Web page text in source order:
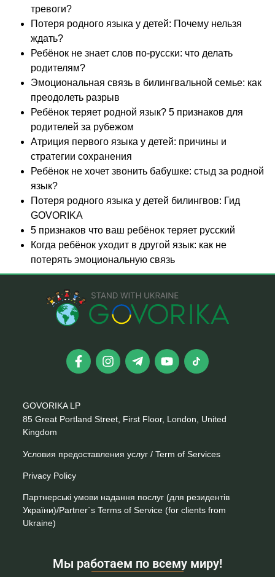
тревоги?
Потеря родного языка у детей: Почему нельзя
ждать?
Ребёнок не знает слов по-русски: что делать
родителям?
Эмоциональная связь в билингвальной семье: как
преодолеть разрыв
Ребёнок теряет родной язык? 5 признаков для
родителей за рубежом
Атриция первого языка у детей: причины и
стратегии сохранения
Ребёнок не хочет звонить бабушке: стыд за родной
язык?
Потеря родного языка у детей билингвов: Гид
GOVORIKA
5 признаков что ваш ребёнок теряет русский
Когда ребёнок уходит в другой язык: как не
потерять эмоциональную связь
GOVORIKA LP
85 Great Portland Street, First Floor, London, United
Kingdom
Условия предоставления услуг / Term of Services
Privacy Policy
Партнерські умови надання послуг (для резидентів
України)/Partner`s Terms of Service (for clients from
Ukraine)
Мы работаем по всему миру!